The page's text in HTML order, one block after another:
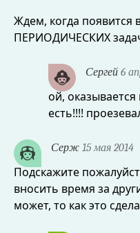
Ждем, когда появится
ПЕРИОДИЧЕСКИХ
Сергей 6
ой,
есть!!!!
Серж 15 мая 2014
Подскажите
вносить время за
может, то как это